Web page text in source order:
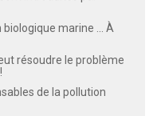
marine ... À
résoudre le problème
de la pollution